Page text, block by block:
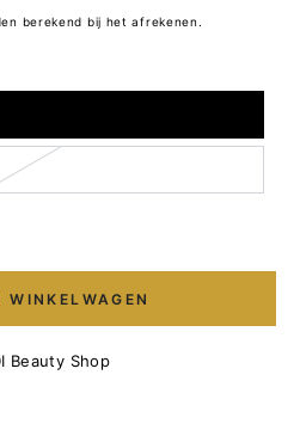
berekend bij het afrekenen.
Beauty Shop